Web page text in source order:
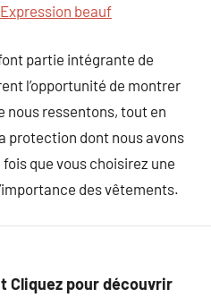
Expression beauf
partie intégrante de
l’opportunité de montrer
nous ressentons, tout en
protection dont nous avons
que vous choisirez une
des vêtements.
Cliquez pour découvrir